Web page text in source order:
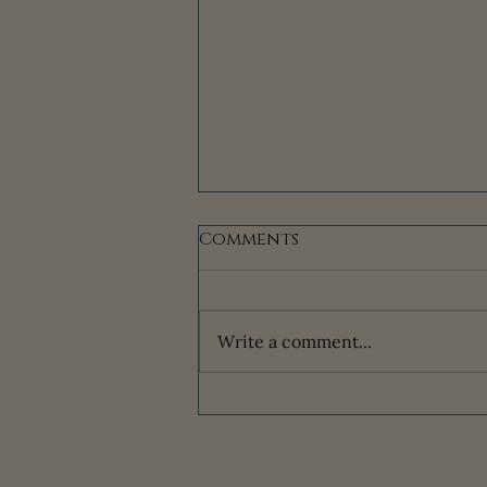
Pintxod
Comments
Write a comment...